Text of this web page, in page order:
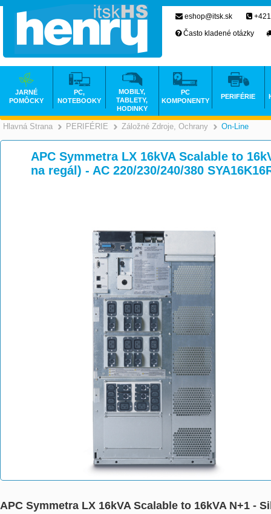
Hlavná Strana >
PERIFÉRIE >
Záložné Zdroje, Ochrany On-Line
APC Symmetra LX 16kVA Scalable to
na regál) - AC 220/230/240/380
APC Symmetra LX 16kVA Scalable to 16kVA N+1 -
eshop@itsk.sk
Často kladené otázky
JARNÉ
POMÔCKY
PC,
NOTEBOOKY
MOBILY,
TABLETY,
HODINKY
PC
KOMPONENTY
PERIFÉRIE